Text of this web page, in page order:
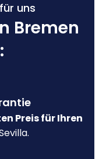
uns
Bremen
Preis für Ihren